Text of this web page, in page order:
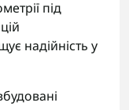
під
надійність у